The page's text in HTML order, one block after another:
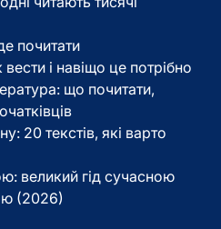
почитати
і навіщо це потрібно
що почитати,
20 текстів, які варто
великий гід сучасною
(2026)